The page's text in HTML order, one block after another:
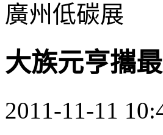
廣州低碳展
大族元亨攜
2011-11-11